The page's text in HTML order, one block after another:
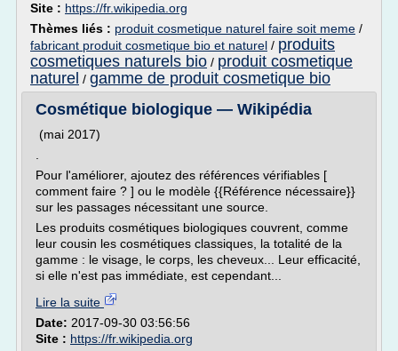
Site : https://fr.wikipedia.org
Thèmes liés : produit cosmetique naturel faire soit meme /
fabricant produit cosmetique bio et naturel / produits
cosmetiques naturels bio / produit cosmetique
naturel / gamme de produit cosmetique bio
Cosmétique biologique — Wikipédia
(mai 2017)
Pour l'améliorer, ajoutez des références vérifiables [
comment faire ? ] ou le modèle {{Référence nécessaire}}
sur les passages nécessitant une source.
Les produits cosmétiques biologiques couvrent, comme
leur cousin les cosmétiques classiques, la totalité de la
gamme : le visage, le corps, les cheveux... Leur efficacité,
si elle n'est pas immédiate, est cependant...
Lire la suite
Date: 2017-09-30 03:56:56
Site : https://fr.wikipedia.org